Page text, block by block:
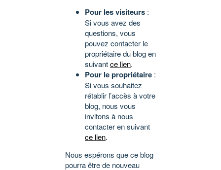
Pour les visiteurs :
Si vous avez des
questions, vous
pouvez contacter le
propriétaire du blog en
suivantce lien.
Pour le propriétaire :
Si vous souhaitez
rétablir l’accès à votre
blog, nous vous
invitons à nous
contacter en suivant
ce lien.
Nous espérons que ce blog
pourra être de nouveau